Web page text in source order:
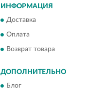
ИНФОРМАЦИЯ
Доставка
Оплата
Возврат товара
ДОПОЛНИТЕЛЬНО
Блог